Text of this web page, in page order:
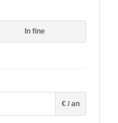
In fine
€ / an